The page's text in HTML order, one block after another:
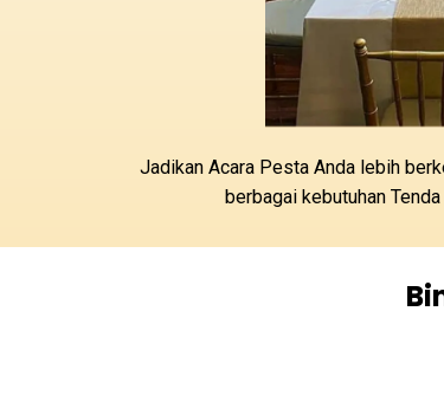
Jadikan Acara Pesta Anda lebih
berbagai kebutuhan